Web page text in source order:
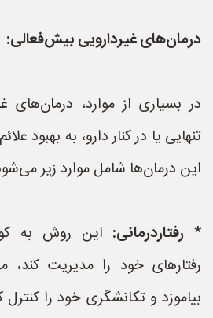
درمان‌های غیردارویی بیش‌فعالی:
در بسیاری از موارد، درمان‌های
تنهایی یا در کنار دارو، به بهبود
این درمان‌ها شامل موارد زیر
* رفتاردرمانی: این روش به
رفتارهای خود را مدیریت کند،
بیاموزد و تکانشگری خود را کنترل